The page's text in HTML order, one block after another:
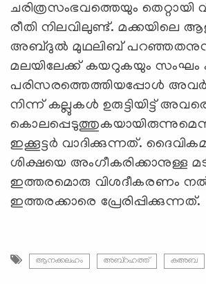
ചരിത്രസംഭവത്തെയും തെറ്റായി
രീതി നിലവിലുണ്ട്. മക്കയിലെ
അബ്ദുല്‍ മുഥലിബ്
മലയിലേക്ക് കയറുകയും
പരിസരത്തെത്തിയപ്പോള്‍
നിന്ന് കല്ലുകള്‍ ഉരുട്ടിയിട്ട്
ഇക്കൂട്ടര്‍ വാദിക്കുന്നത്.
ശിക്ഷയെ അംഗീകരിക്കാനുള്ള
ഇത്തരമൊരു വിശദീകരണം
ഇത്തരക്കാരെ പ്രേരിപ്പിക്കുന്നത്.
ആനക്കലഹം അബ്റഹത്ത് കഅബ